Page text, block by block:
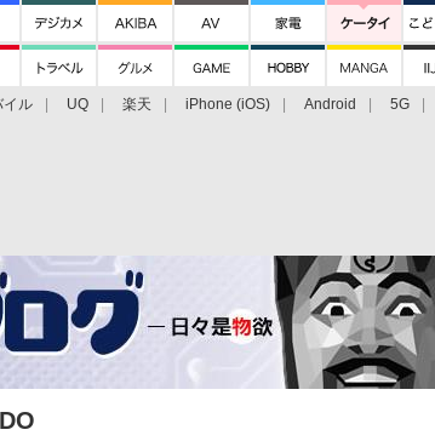
イル UQ 楽天 iPhone (iOS) Android 5G